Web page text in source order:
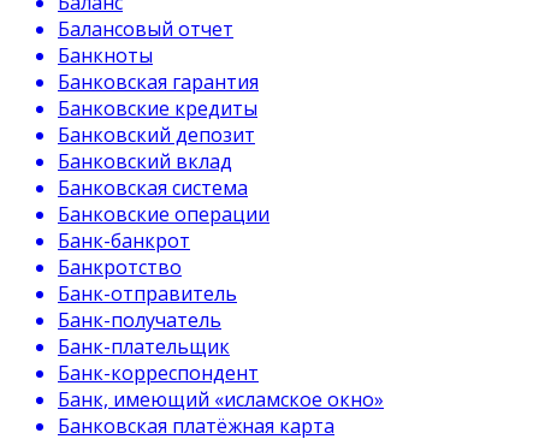
Балансовый отчет
Банкноты
Банковская гарантия
Банковские кредиты
Банковский депозит
Банковский вклад
Банковская система
Банковские операции
Банк-банкрот
Банкротство
Банк-отправитель
Банк-получатель
Банк-плательщик
Банк-корреспондент
Банк, имеющий «исламское окно»
Банковская платёжная карта